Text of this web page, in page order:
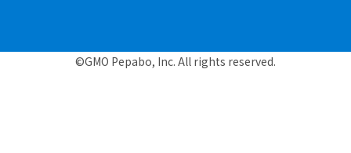
©GMO Pepabo, Inc. All rights reserved.